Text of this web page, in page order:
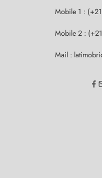
Mobile 1 :
Mobile 2 :
Mail :